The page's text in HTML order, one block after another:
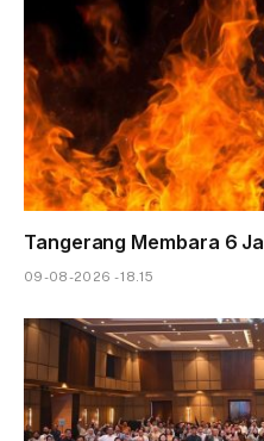
Tangerang Membara 6
09-08-2026 - 18.15